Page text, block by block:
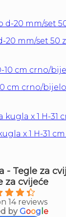
20 mm/set 50
cm crno/bijelo
x 1 H-31
- Tegle za
za cvijeće
14 reviews
byGoog e